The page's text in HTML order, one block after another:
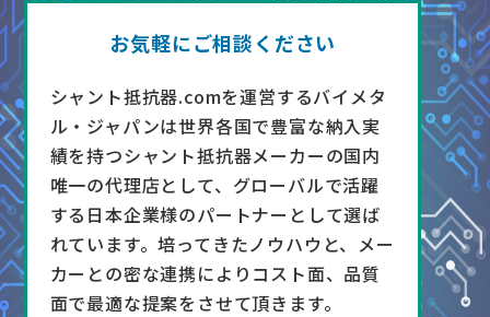
お気軽にご相談ください
シャント抵抗器.comを運営するバイメタ
ル・ジャパンは世界各国で豊富な納入実
績を持つシャント抵抗器メーカーの国内
唯一の代理店として、グローバルで活躍
する日本企業様のパートナーとして選ば
れています。培ってきたノウハウと、メー
カーとの密な連携によりコスト面、品質
面で最適な提案をさせて頂きます。